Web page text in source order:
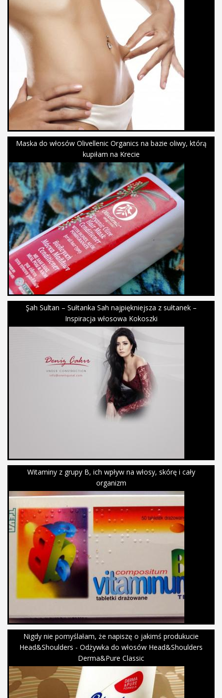
Maska do włosów Olivellenic Organics na bazie oliwy, którą
kupiłam na Krecie
Şah Sultan – Sułtanka Sah najpiękniejsza z sułtanek –
Inspiracja włosowa Kokoszki
Witaminy z grupy B, ich wpływ na włosy, skórę i cały
organizm
Nigdy nie pomyślałam, że napiszę o jakimś produkucie
Head&Shoulders - Odżywka do włosów Head&Shoulders
Derma&Pure Classic